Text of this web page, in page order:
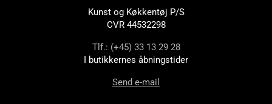
Kunst og Køkkentøj P/S
CVR 44532298
Tlf.: (+45) 33 13 29 28
I butikkernes åbningstider
Send e-mail